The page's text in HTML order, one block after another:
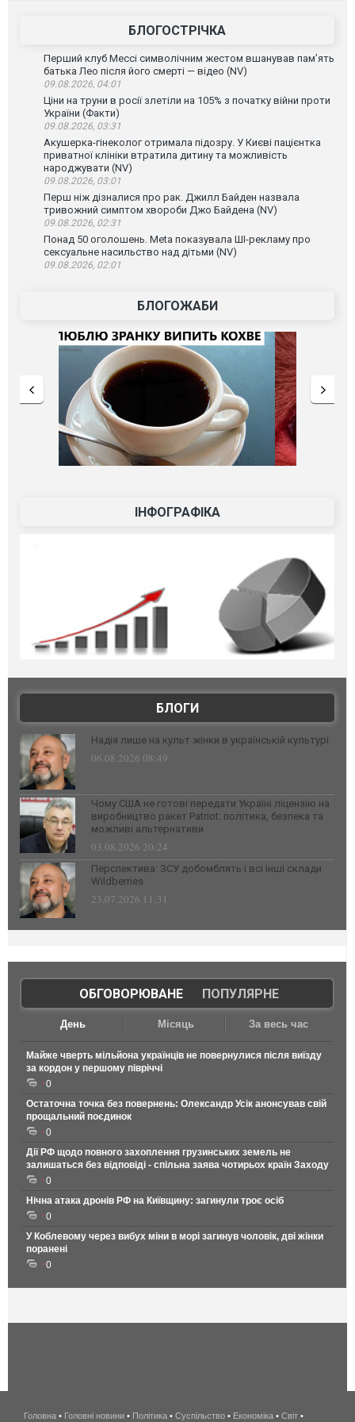
БЛОГОСТРІЧКА
Перший клуб Мессі символічним жестом вшанував пам’ять
батька Лео після його смерті — відео (NV)
09.08.2026, 04:01
Ціни на труни в росії злетіли на 105% з початку війни проти
України (Факти)
09.08.2026, 03:31
Акушерка-гінеколог отримала підозру. У Києві пацієнтка
приватної клініки втратила дитину та можливість
народжувати (NV)
09.08.2026, 03:01
Перш ніж дізналися про рак. Джилл Байден назвала
тривожний симптом хвороби Джо Байдена (NV)
09.08.2026, 02:31
Понад 50 оголошень. Meta показувала ШІ-рекламу про
сексуальне насильство над дітьми (NV)
09.08.2026, 02:01
БЛОГОЖАБИ
ІНФОГРАФІКА
БЛОГИ
Надія лише на культ жінки в українській культурі
06.08.2026 08:49
Чому США не готові передати Україні ліцензію на
виробництво ракет Patriot: політика, безпека та
можливі альтернативи
03.08.2026 20:24
Перспектива: ЗСУ добомблять і всі інші склади
Wildberries
23.07.2026 11:31
ОБГОВОРЮВАНЕ| ПОПУЛЯРНЕ
День Місяць За весь час
Майже чверть мільйона українців не повернулися після виїзду
за кордон у першому півріччі
0
Остаточна точка без повернень: Олександр Усік анонсував свій
прощальний поєдинок
0
Дії РФ щодо повного захоплення грузинських земель не
залишаться без відповіді - спільна заява чотирьох країн Заходу
0
Нічна атака дронів РФ на Київщину: загинули троє осіб
0
У Коблевому через вибух міни в морі загинув чоловік, дві жінки
поранені
0
беспроводной
Головна • Головні новини • Політика • Суспільство • Економіка • Світ •